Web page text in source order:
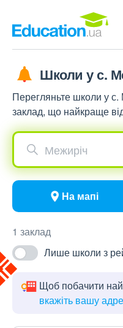
Школи у с.
Перегляньте школи у с.
заклад, що найкраще
Межиріч
На мапі
1 заклад
Лише школи з
Щоб побачити
вкажіть вашу